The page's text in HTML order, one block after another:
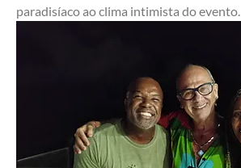
paradisíaco ao clima intimista do evento.